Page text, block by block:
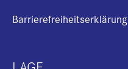
Barrierefreiheitserklärung